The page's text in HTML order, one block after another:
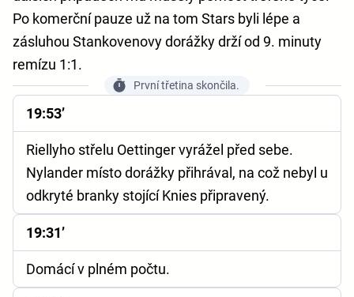
Po komerční pauze už na tom Stars byli lépe a
zásluhou Stankovenovy dorážky drží od 9. minuty
remízu 1:1.
První třetina skončila.
19:53’
Riellyho střelu Oettinger vyrážel před sebe.
Nylander místo dorážky přihrával, na což nebyl u
odkryté branky stojící Knies připravený.
19:31’
Domácí v plném počtu.